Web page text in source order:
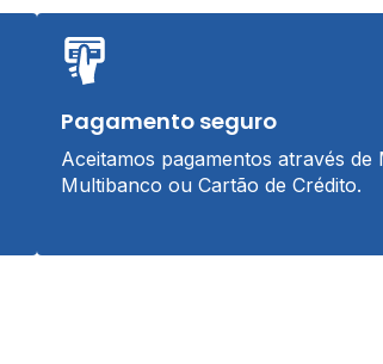
Pagamento seguro
Aceitamos pagamentos através de
Multibanco ou Cartão de Crédito.